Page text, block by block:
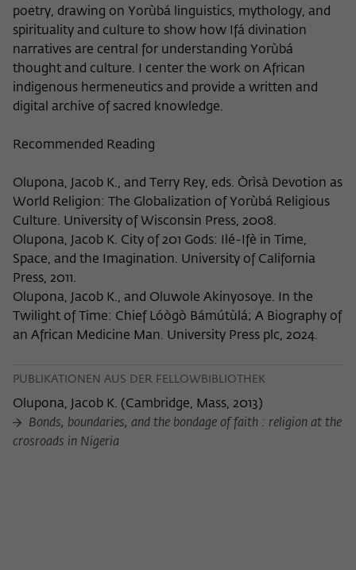
poetry, drawing on Yorùbá linguistics, mythology, and
spirituality and culture to show how Ifá divination
narratives are central for understanding Yorùbá
thought and culture. I center the work on African
indigenous hermeneutics and provide a written and
digital archive of sacred knowledge.
Recommended Reading
Olupona, Jacob K., and Terry Rey, eds. Òrìsà Devotion as
World Religion: The Globalization of Yorùbá Religious
Culture. University of Wisconsin Press, 2008.
Olupona, Jacob K. City of 201 Gods: Ilé-Ifè in Time,
Space, and the Imagination. University of California
Press, 2011.
Olupona, Jacob K., and Oluwole Akinyosoye. In the
Twilight of Time: Chief Lóògò Bámútùlá; A Biography of
an African Medicine Man. University Press plc, 2024.
PUBLIKATIONEN AUS DER FELLOWBIBLIOTHEK
Olupona, Jacob K. (Cambridge, Mass, 2013)
Bonds, boundaries, and the bondage of faith : religion at the
crosroads in Nigeria